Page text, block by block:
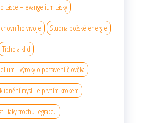
Lásce – evangelium Lásky
vıvoje Studna božské energie
Ticho a klid
- výroky o postavení člověka
mysli je prvním krokem
- taky trochu legrace..